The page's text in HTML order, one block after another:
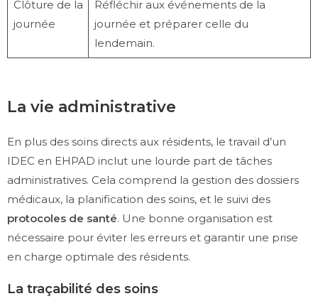
Clôture de la
journée
Réfléchir aux événements de la
journée et préparer celle du
lendemain.
La vie administrative
En plus des soins directs aux résidents, le travail d’un
IDEC en EHPAD inclut une lourde part de tâches
administratives. Cela comprend la gestion des dossiers
médicaux, la planification des soins, et le suivi des
protocoles de santé. Une bonne organisation est
nécessaire pour éviter les erreurs et garantir une prise
en charge optimale des résidents.
La traçabilité des soins